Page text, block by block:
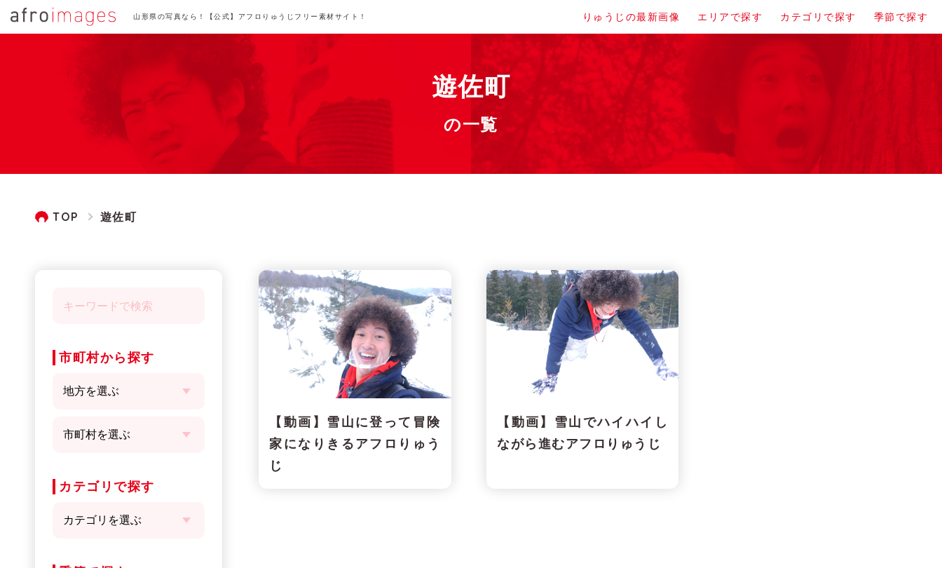
山形県の写真なら！【公式】アフロりゅうじフリー素材サイト！ りゅうじの最新画像 エリアで探す カテゴリで探す 季節で探す
遊佐町
の一覧
TOP 遊佐町
【動画】雪山に登って冒険
家になりきるアフロりゅう
じ
【動画】雪山でハイハイし
ながら進むアフロりゅうじ
市町村から探す
カテゴリで探す